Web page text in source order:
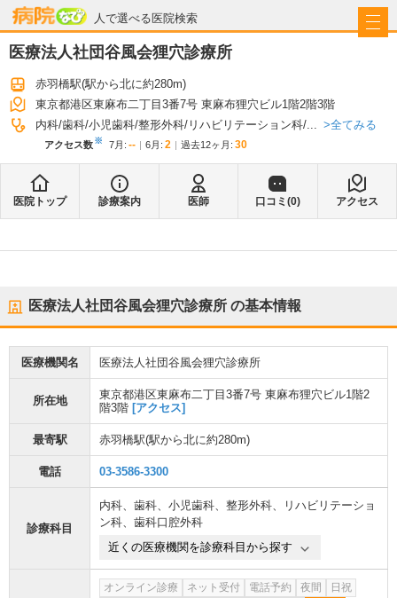
人で選べる医院検索
病院なび
医療法人社団谷風会狸穴診療所
赤羽橋駅(駅から北に約280m)
東京都港区東麻布二丁目3番7号 東麻布狸穴ビル1階2階3階
内科 歯科 小児歯科 整形外科 リハビリテーション科 ... 全てみる
アクセス数※ 7月 : -- 6月 : 2 過去12ヶ月: 30
医院トップ 診療案内 医師 口コミ(0) アクセス
医療法人社団谷風会狸穴診療所 の基本情報
医療機関名 医療法人社団谷風会狸穴診療所
所在地
東京都港区東麻布二丁目3番7号 東麻布狸穴ビル1階2
階3階 [アクセス]
最寄駅 赤羽橋駅(駅から北に約280m)
電話 03-3586-3300
診療科目
内科、 歯科、 小児歯科、 整形外科、
リハビリテーショ
ン科、 歯科口腔外科
近くの医療機関を診療科目から探す
オンライン診療 ネット受付 電話予約 夜間
日祝